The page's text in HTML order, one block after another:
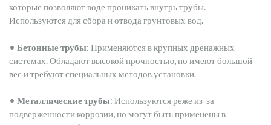
которые позволяют воде проникать внутрь трубы.
Используются для сбора и отвода грунтовых вод.
• Бетонные трубы: Применяются в крупных дренажных
системах. Обладают высокой прочностью, но имеют большой
вес и требуют специальных методов установки.
• Металлические трубы: Используются реже из-за
подверженности коррозии, но могут быть применены в